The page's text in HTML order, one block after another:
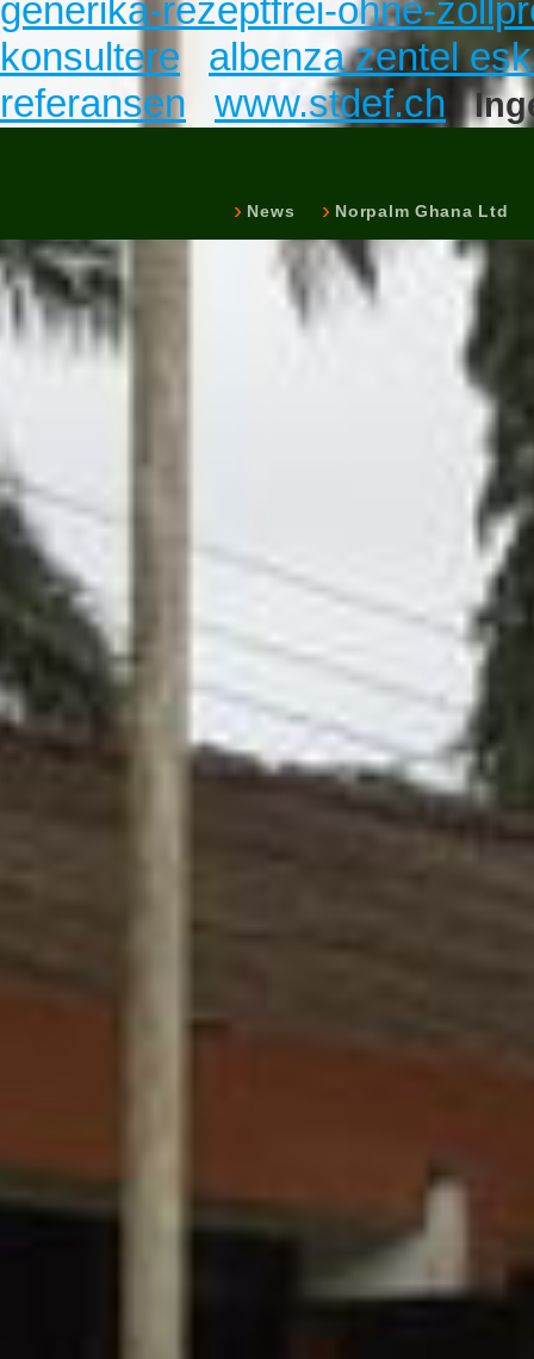
generika-rezeptfrei-ohne-
konsultere
albenza zentel
referansen
www.stdef.ch
News Norpalm Ghana Ltd